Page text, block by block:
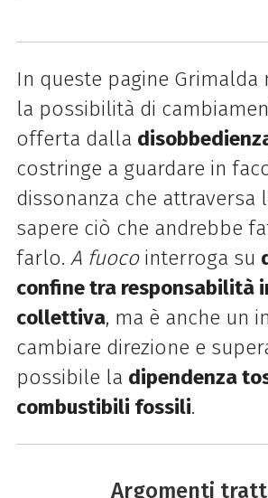
In queste pagine Grimalda
la possibilità di
offerta dalla
costringe a guardare in
dissonanza che attraversa
sapere ciò che andrebbe
farlo. A fuoco interroga su
confine tra responsabilità
collettiva, ma è anche un
cambiare direzione e
possibile la dipendenza
combustibili fossili.
Argomenti